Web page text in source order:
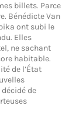
billets. Parce
Bénédicte Van
ont subi le
Elles
ne sachant
habitable.
de l’État
de